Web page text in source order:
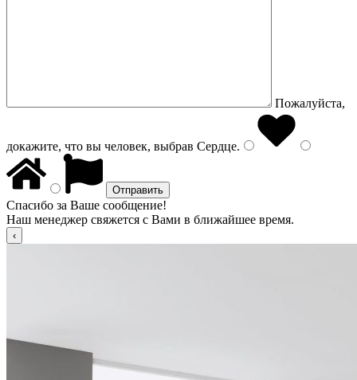
Пожалуйста,
докажите, что вы человек, выбрав Сердце.
Спасибо за Ваше сообщение!
Наш менеджер свяжется с Вами в ближайшее время.